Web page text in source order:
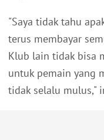
"Saya tidak tahu
terus membayar
Klub lain tidak bisa
untuk pemain yang
tidak selalu mulus,"